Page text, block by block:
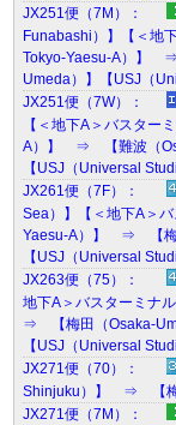
JX251便（7M）：
Funabashi）】【＜地
Tokyo-Yaesu-A）】
Umeda）】【USJ（
JX251便（7W）：
【＜地下A＞バスター
A）】 ⇒ 【難波（
【USJ（Universal
JX261便（7F）：
Sea）】【＜地下A＞
Yaesu-A）】 ⇒ 【梅
【USJ（Universal
JX263便（75）：
地下A＞バスターミナ
⇒ 【梅田（Osaka-
【USJ（Universal
JX271便（70）：
Shinjuku）】 ⇒ 【梅
JX271便（7M）：